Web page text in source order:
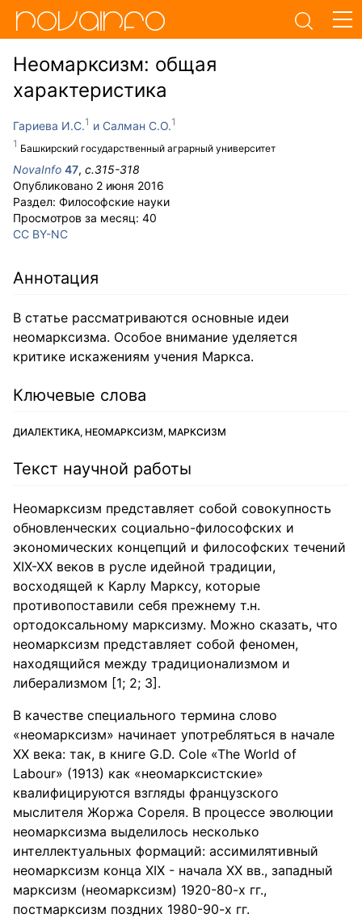
Неомарксизм: общая
характеристика
Гариева И.С.
Башкирский государственный аграрный университет
Салман С.О.
NovaInfo 47, с.315-318
Опубликовано 2 июня 2016
Раздел: Философские науки
Просмотров за месяц: 40
CC BY-NC
Аннотация
В статье рассматриваются основные идеи
неомарксизма. Особое внимание уделяется
критике искажениям учения Маркса.
Ключевые слова
ДИАЛЕКТИКА, НЕОМАРКСИЗМ, МАРКСИЗМ
Текст научной работы
Неомарксизм представляет собой совокупность
обновленческих социально-философских и
экономических концепций и философских течений
ХIХ-ХХ веков в русле идейной традиции,
восходящей к Карлу Марксу, которые
противопоставили себя прежнему т.н.
ортодоксальному марксизму. Можно сказать, что
неомарксизм представляет собой феномен,
находящийся между традиционализмом и
либерализмом [1; 2; 3].
В качестве специального термина слово
«неомарксизм» начинает употребляться в начале
ХХ века: так, в книге G.D. Cole «The World of
Labour» (1913) как «неомарксистские»
квалифицируются взгляды французского
мыслителя Жоржа Сореля. В процессе эволюции
неомарксизма выделилось несколько
интеллектуальных формаций: ассимилятивный
неомарксизм конца ХIХ - начала ХХ вв., западный
марксизм (неомарксизм) 1920-80-х гг.,
постмарксизм поздних 1980-90-х гг.